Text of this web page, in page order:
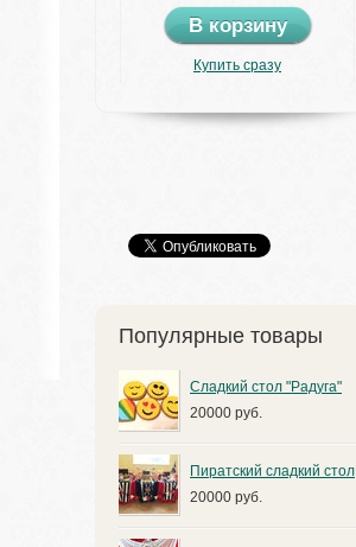
В корзину
Купить сразу
Популярные товары
Сладкий стол "Радуга"
20000 руб.
Пиратский сладкий стол
20000 руб.